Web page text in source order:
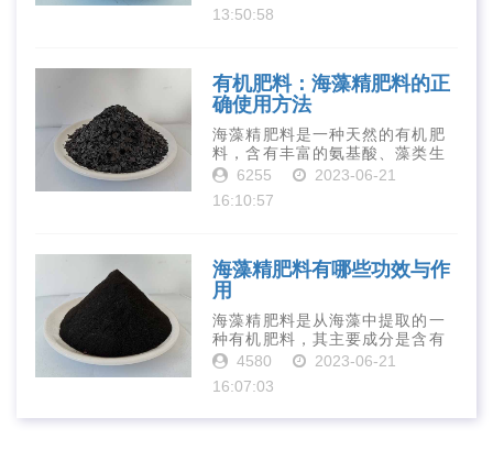
是作为一种新型的有机肥料，壳
13:50:58
有机肥料：海藻精肥料的正
确使用方法
海藻精肥料是一种天然的有机肥
料，含有丰富的氨基酸、藻类生
长素、维生素、微量元素、蛋白
力、促进植物生长、增强植物抗
6255
2023-06-21
16:10:57
海藻精肥料有哪些功效与作
用
海藻精肥料是从海藻中提取的一
种有机肥料，其主要成分是含有
丰富的微量元素、植物生长素、
有增强作物生长、促进植物根系
4580
2023-06-21
16:07:03